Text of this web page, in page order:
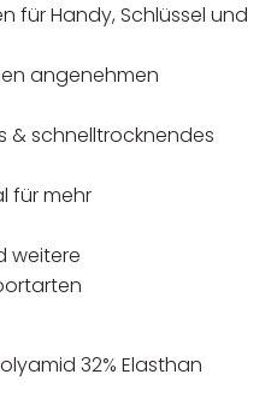
für Handy, Schlüssel und
angenehmen
& schnelltrocknendes
für mehr
weitere
32% Elasthan